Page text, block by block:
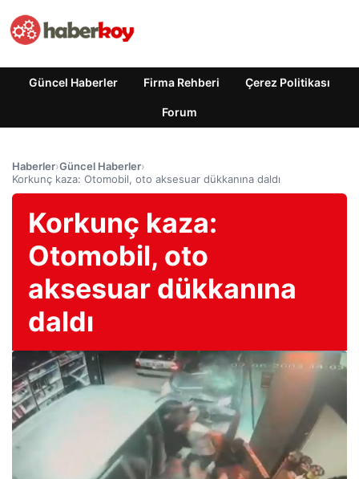
Güncel Haberler Firma Rehberi Çerez Politikası
Forum
Haberler›Güncel Haberler›
Korkunç kaza: Otomobil, oto aksesuar dükkanına daldı
Korkunç kaza:
Otomobil, oto
aksesuar dükkanına
daldı